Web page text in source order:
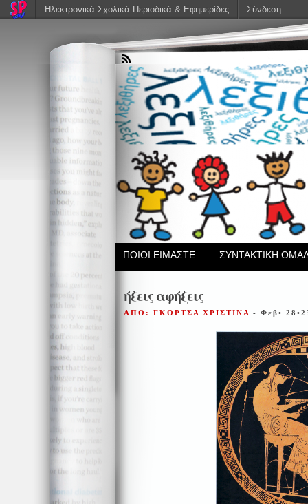
ΠΟΙΟΙ ΕΙΜΑΣΤΕ… ΣΥΝΤΑΚΤΙΚΗ
ήξεις αφήξεις
ΑΠΟ: ΓΚΟΡΤΣΑ ΧΡΙΣΤΙΝΑ - Φεβ•
Ηλεκτρονικά Σχολικά Περιοδικά & Εφημερίδες Σύνδεση